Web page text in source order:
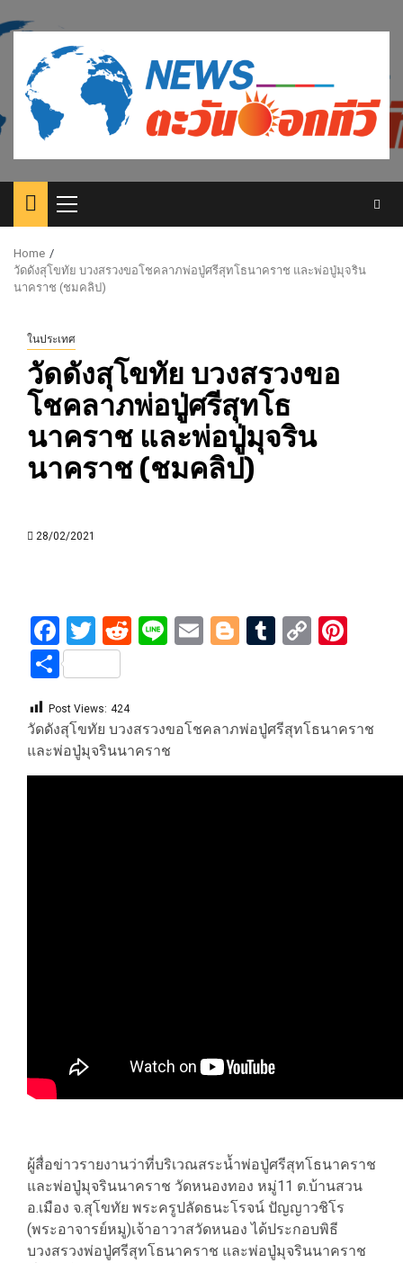
to
content
Primary
Menu
Home
วัดดังสุโขทัย บวงสรวงขอโชคลาภพ่อปู่ศรีสุทโธนาคราช และพ่อปู่มุจริน
นาคราช (ชมคลิป)
ในประเทศ
วัดดังสุโขทัย บวงสรวงขอ
โชคลาภพ่อปู่ศรีสุทโธ
นาคราช และพ่อปู่มุจริน
นาคราช (ชมคลิป)
28/02/2021
Facebook
Twitter
Reddit
LineEmailBlogger
Tumblr
Copy
Share
Post Views: 424
วัดดังสุโขทัย บวงสรวงขอโชคลาภพ่อปู่ศรีสุทโธนาคราช
และพ่อปู่มุจรินนาคราช
ผู้สื่อข่าวรายงานว่าที่บริเวณสระน้ำพ่อปู่ศรีสุทโธนาคราช
และพ่อปู่มุจรินนาคราช วัดหนองทอง หมู่11 ต.บ้านสวน
อ.เมือง จ.สุโขทัย พระครูปลัดธนะโรจน์ ปัญญาวชิโร
(พระอาจารย์หมู)เจ้าอาวาสวัดหนอง ได้ประกอบพิธี
บวงสรวงพ่อปู่ศรีสุทโธนาคราช และพ่อปู่มุจรินนาคราช